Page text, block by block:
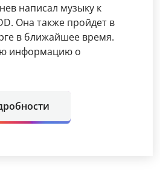
написал музыку к
Она также пройдет в
в ближайшее время.
информацию о